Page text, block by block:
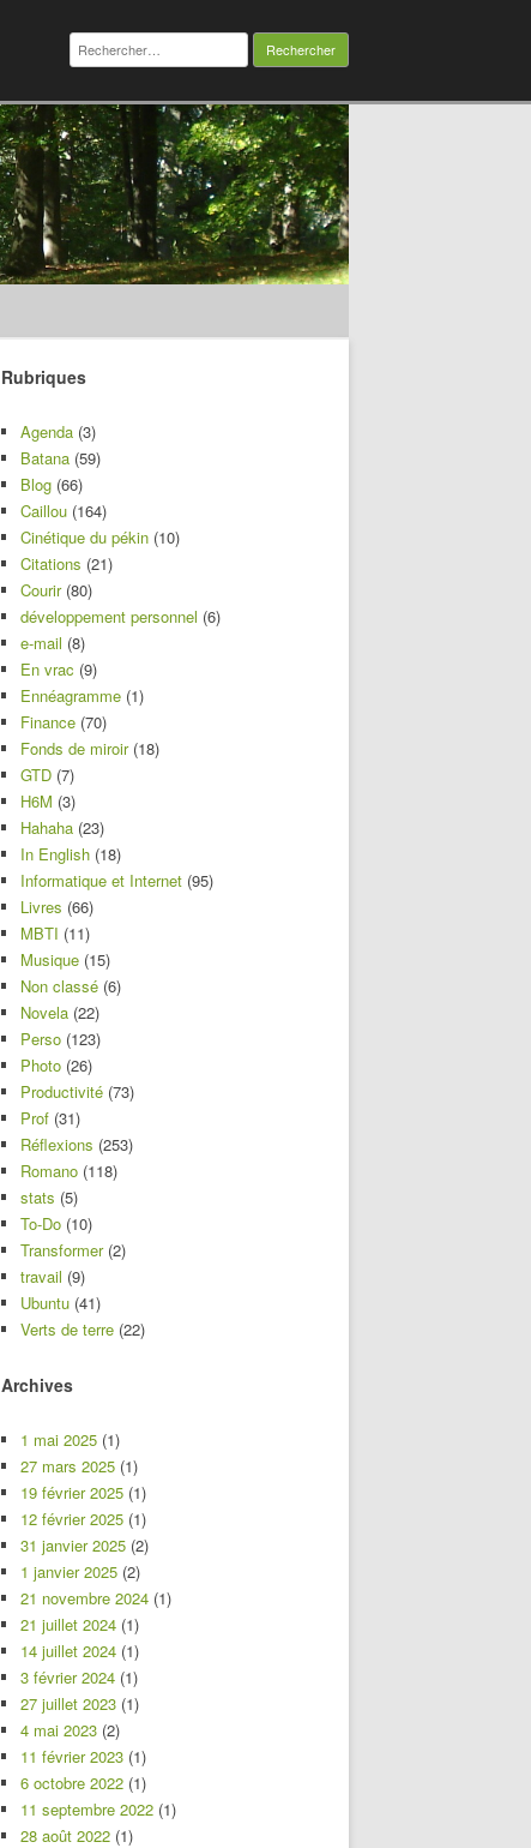
Rechercher :
Rubriques
Agenda (3)
Batana (59)
Blog (66)
Caillou (164)
Cinétique du pékin (10)
Citations (21)
Courir(80)
développement personnel (6)
e-mail (8)
En vrac (9)
Ennéagramme (1)
Finance (70)
Fonds de miroir(18)
GTD (7)
H6M (3)
Hahaha (23)
In English (18)
Informatique et Internet (95)
Livres (66)
MBTI (11)
Musique (15)
Non classé (6)
Novela (22)
Perso (123)
Photo (26)
Productivité (73)
Prof (31)
Réflexions (253)
Romano (118)
stats (5)
To-Do (10)
Transformer(2)
travail (9)
Ubuntu (41)
Verts de terre (22)
Archives
1 mai 2025 (1)
27 mars 2025 (1)
19 février 2025 (1)
12 février 2025 (1)
31 janvier 2025 (2)
1 janvier 2025 (2)
21 novembre 2024 (1)
21 juillet 2024 (1)
14 juillet 2024 (1)
3 février 2024 (1)
27 juillet 2023 (1)
4 mai 2023 (2)
11 février 2023 (1)
6 octobre 2022 (1)
11 septembre 2022 (1)
28 août 2022 (1)